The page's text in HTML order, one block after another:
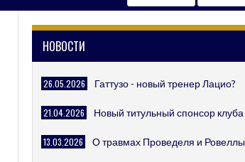
НОВОСТИ
26.05.2026 Гаттузо - новый тренер Лацио?
21.04.2026 Новый титульный спонсор клуба
13.03.2026 О травмах Проведеля и Ровеллы